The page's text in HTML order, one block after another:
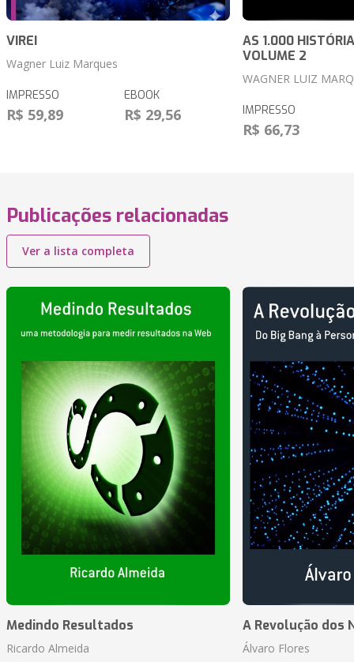
VIREI
Wagner Luiz Marques
IMPRESSO
R$ 59,89
EBOOK
R$ 29,56
AS 1.000
VOLUME 2
WAGNER LUIZ
IMPRESSO
R$ 66,73
Publicações relacionadas
Ver a lista completa
Medindo Resultados
Ricardo Almeida
A Revolução dos
Álvaro Flores